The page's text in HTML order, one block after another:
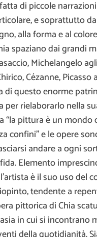
di piccole
e soprattutto
alla forma e al
spaziano dai grandi
Michelangelo
Cézanne, Picasso
di questo enorme
rielaborarlo nella
“la pittura è un mondo
confini” e le opere
andare a ogni
Elemento
è il suo uso del
tendente a
pittorica di Chia
in cui si incontrano